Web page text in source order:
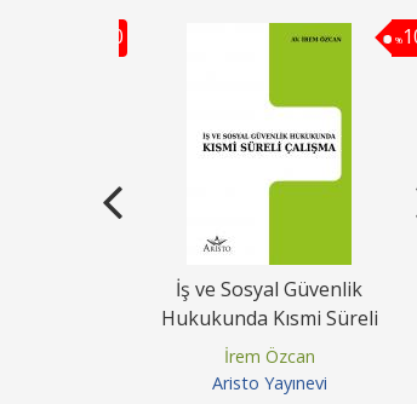
10 %
İş ve Sosyal Güvenlik
Hukukunda Kısmi Süreli
Çalışma
İrem Özcan
Aristo Yayınevi